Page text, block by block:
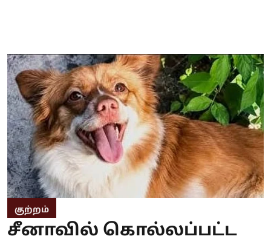
குற்றம்
சீனாவில் கொல்லப்பட்ட